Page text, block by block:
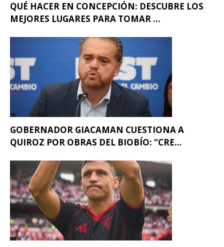
QUÉ HACER EN CONCEPCIÓN: DESCUBRE LOS
MEJORES LUGARES PARA TOMAR ...
GOBERNADOR GIACAMAN CUESTIONA A
QUIROZ POR OBRAS DEL BIOBÍO: “CRE...